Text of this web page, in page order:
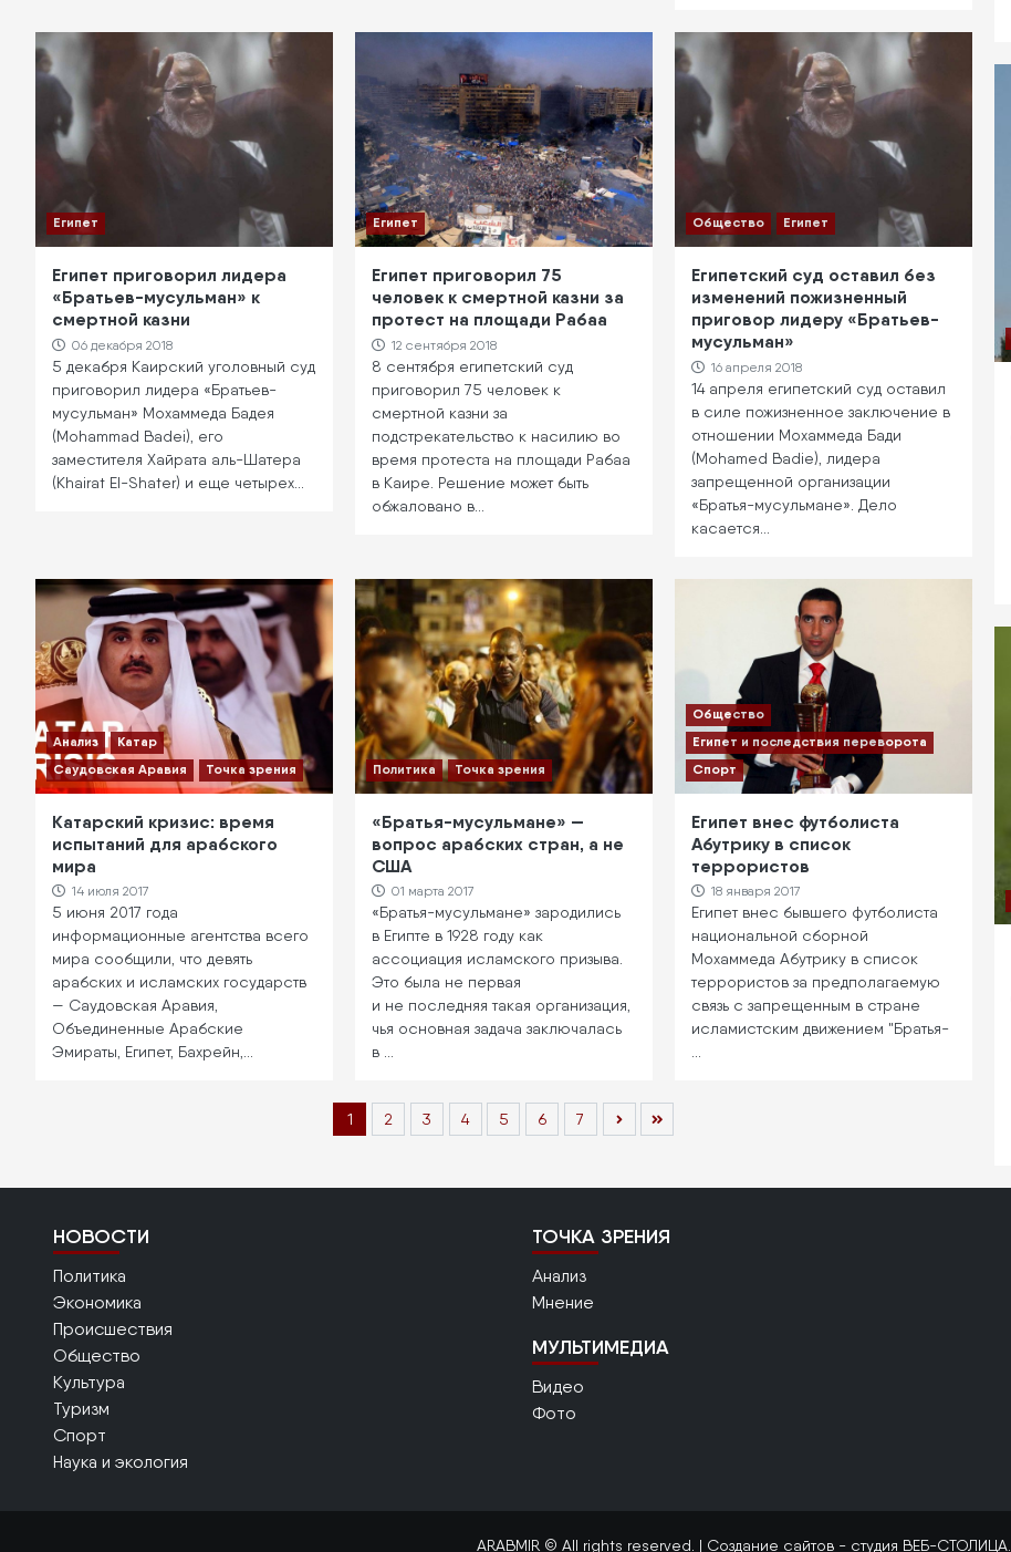
Египет
Египет приговорил лидера
«Братьев-мусульман» к
смертной казни
06 декабря 2018
5 декабря Каирский уголовный суд
приговорил лидера «Братьев-
мусульман» Мохаммеда Бадея
(Mohammad Badei), его
заместителя Хайрата аль-Шатера
(Khairat El-Shater) и еще четырех…
Египет
Египет приговорил 75
человек к смертной казни за
протест на площади Рабаа
12 сентября 2018
8 сентября египетский суд
приговорил 75 человек к
смертной казни за
подстрекательство к насилию во
время протеста на площади Рабаа
в Каире. Решение может быть
обжаловано в…
Общество Египет
Египетский суд оставил без
изменений пожизненный
приговор лидеру «Братьев-
мусульман»
16 апреля 2018
14 апреля египетский суд оставил
в силе пожизненное заключение в
отношении Мохаммеда Бади
(Mohamed Badie), лидера
запрещенной организации
«Братья-мусульмане». Дело
касается…
Анализ
Катар
Саудовская Аравия
Точка зрения
Катарский кризис: время
испытаний для арабского
мира
14 июля 2017
5 июня 2017 года
информационные агентства всего
мира сообщили, что девять
арабских и исламских государств
— Саудовская Аравия,
Объединенные Арабские
Эмираты, Египет, Бахрейн,…
Политика Точка зрения
«Братья-мусульмане» —
вопрос арабских стран, а не
США
01 марта 2017
«Братья-мусульмане» зародились
в Египте в 1928 году как
ассоциация исламского призыва.
Это была не первая
и не последняя такая организация,
чья основная задача заключалась
в …
Общество
Египет и последствия переворота
Спорт
Египет внес футболиста
Абутрику в список
террористов
18 января 2017
Египет внес бывшего футболиста
национальной сборной
Мохаммеда Абутрику в список
террористов за предполагаемую
связь с запрещенным в стране
исламистским движением "Братья-
…
Текущая
1 Page
2 Page
3 Page
4 Page
5 Page
6 Page
7
НОВОСТИ
Политика
Экономика
Происшествия
Общество
Культура
Туризм
Спорт
Наука и экология
ТОЧКА ЗРЕНИЯ
Анализ
Мнение
МУЛЬТИМЕДИА
Видео
Фото
ARABMIR © All rights reserved. | Создание сайтов- студия ВЕБ-СТОЛИЦА.